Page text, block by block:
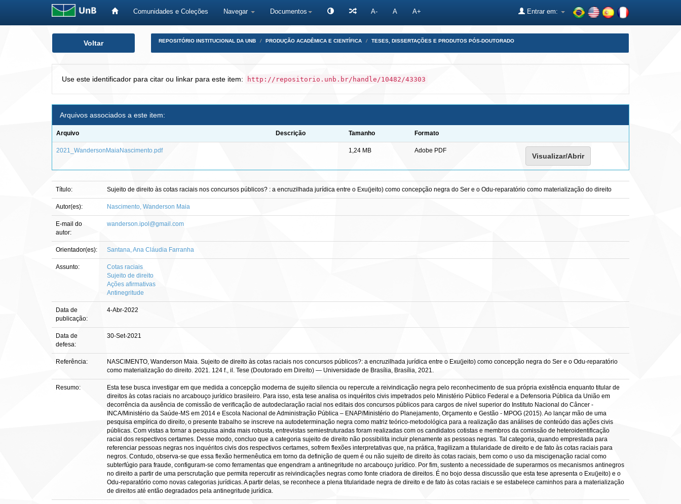
Comunidades e Coleções Navegar Documentos A- A A+ Entrar em:
Voltar REPOSITÓRIO INSTITUCIONAL DA UNB PRODUÇÃO ACADÊMICA E CIENTÍFICA TESES, DISSERTAÇÕES E PRODUTOS PÓS-DOUTORADO
Use este identificador para citar ou linkar para este item: http://repositorio.unb.br/handle/10482/43303
Arquivos associados a este item:
Arquivo Descrição Tamanho Formato
2021_WandersonMaiaNascimento.pdf 1,24 MB Adobe PDF
Visualizar/Abrir
Título: Sujeito de direito às cotas raciais nos concursos públicos? : a encruzilhada jurídica entre o Exu(jeito) como concepção negra do Ser e o Odu-reparatório como materialização do direito
Autor(es): Nascimento, Wanderson Maia
E-mail do
autor:
wanderson.ipol@gmail.com
Orientador(es): Santana, Ana Cláudia Farranha
Assunto:
Cotas raciais
Sujeito de direito
Ações afirmativas
Antinegritude
Data de
publicação:
4-Abr-2022
Data de
defesa:
30-Set-2021
Referência:
NASCIMENTO, Wanderson Maia. Sujeito de direito às cotas raciais nos concursos públicos?: a encruzilhada jurídica entre o Exu(jeito) como concepção negra do Ser e o Odu-reparatório
como materialização do direito. 2021. 124 f., il. Tese (Doutorado em Direito) — Universidade de Brasília, Brasília, 2021.
Resumo:
Esta tese busca investigar em que medida a concepção moderna de sujeito silencia ou repercute a reivindicação negra pelo reconhecimento de sua própria existência enquanto titular de
direitos às cotas raciais no arcabouço jurídico brasileiro. Para isso, esta tese analisa os inquéritos civis impetrados pelo Ministério Público Federal e a Defensoria Pública da União em
decorrência da ausência de comissão de verificação de autodeclaração racial nos editais dos concursos públicos para cargos de nível superior do Instituto Nacional do Câncer -
INCA/Ministério da Saúde-MS em 2014 e Escola Nacional de Administração Pública – ENAP/Ministério do Planejamento, Orçamento e Gestão - MPOG (2015). Ao lançar mão de uma
pesquisa empírica do direito, o presente trabalho se inscreve na autodeterminação negra como matriz teórico-metodológica para a realização das análises de conteúdo das ações civis
públicas. Com vistas a tornar a pesquisa ainda mais robusta, entrevistas semiestruturadas foram realizadas com os candidatos cotistas e membros da comissão de heteroidentificação
racial dos respectivos certames. Desse modo, concluo que a categoria sujeito de direito não possibilita incluir plenamente as pessoas negras. Tal categoria, quando emprestada para
referenciar pessoas negras nos inquéritos civis dos respectivos certames, sofrem flexões interpretativas que, na prática, fragilizam a titularidade de direito e de fato às cotas raciais para
negros. Contudo, observa-se que essa flexão hermenêutica em torno da definição de quem é ou não sujeito de direito às cotas raciais, bem como o uso da miscigenação racial como
subterfúgio para fraude, configuram-se como ferramentas que engendram a antinegritude no arcabouço jurídico. Por fim, sustento a necessidade de superarmos os mecanismos antinegros
no direito a partir de uma perscrutação que permita repercutir as reivindicações negras como fonte criadora de direitos. É no bojo dessa discussão que esta tese apresenta o Exu(jeito) e o
Odu-reparatório como novas categorias jurídicas. A partir delas, se reconhece a plena titularidade negra de direito e de fato às cotas raciais e se estabelece caminhos para a materialização
de direitos até então degradados pela antinegritude jurídica.